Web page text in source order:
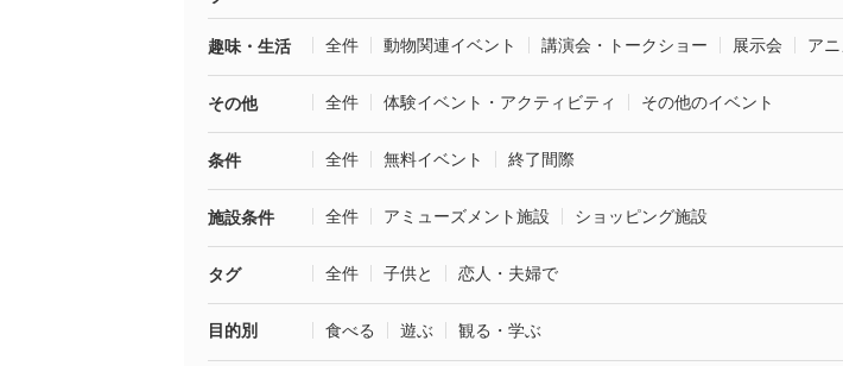
趣味・生活 全件 動物関連イベント 講演会・トークショー 展示会 ア
その他 全件 体験イベント・アクティビティ その他のイベント
条件 全件 無料イベント 終了間際
施設条件 全件 アミューズメント施設 ショッピング施設
タグ 全件 子供と 恋人・夫婦で
目的別 食べる 遊ぶ 観る・学ぶ